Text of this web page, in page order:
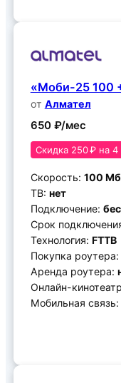
«Моби-25 100
от Алмател
650 ₽/мес
Скидка 250 ₽ на 4
Скорость: 100
ТВ: нет
Подключение:
Срок
Технология: FTTB
Покупка роутера:
Аренда роутера:
Онлайн-
Мобильная связь: